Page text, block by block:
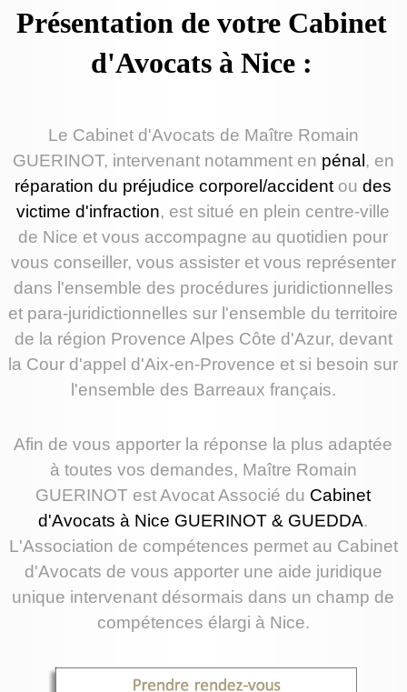
Présentation de votre Cabinet
d'Avocats à Nice :
Le Cabinet d'Avocats de Maître Romain
GUERINOT, intervenant notamment en pénal , en
réparation du préjudice corporel/accident oudes
victime d'infraction, est situé en plein centre-ville
de Nice et vous accompagne au quotidien pour
vous conseiller, vous assister et vous représenter
dans l'ensemble des procédures juridictionnelles
et para-juridictionnelles sur l'ensemble du territoire
de la région Provence Alpes Côte d'Azur, devant
la Cour d'appel d'Aix-en-Provence et si besoin sur
l'ensemble des Barreaux français.
Afin de vous apporter la réponse la plus adaptée
à toutes vos demandes, Maître Romain
GUERINOT est Avocat Associé du Cabinet
d'Avocats à Nice GUERINOT & GUEDDA.
L'Association de compétences permet au Cabinet
d'Avocats de vous apporter une aide juridique
unique intervenant désormais dans un champ de
compétences élargi à Nice.